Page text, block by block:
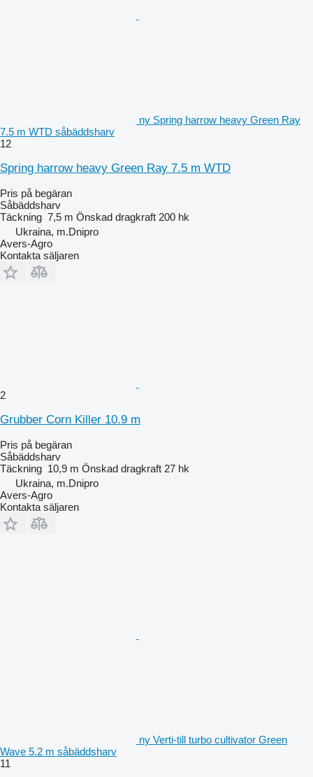
ny Spring harrow heavy Green Ray
7.5 m WTD såbäddsharv
12
Spring harrow heavy Green Ray 7.5 m WTD
Pris på begäran
Såbäddsharv
Täckning 7,5 m Önskad dragkraft 200 hk
Ukraina, m.Dnipro
Avers-Agro
Kontakta säljaren
2
Grubber Corn Killer 10.9 m
Pris på begäran
Såbäddsharv
Täckning 10,9 m Önskad dragkraft 27 hk
Ukraina, m.Dnipro
Avers-Agro
Kontakta säljaren
ny Verti-till turbo cultivator Green
Wave 5.2 m såbäddsharv
11